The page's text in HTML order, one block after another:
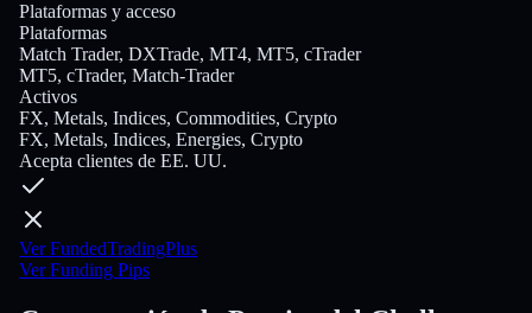
Plataformas y acceso
Plataformas
Match Trader, DXTrade, MT4, MT5, cTrader
MT5, cTrader, Match-Trader
Activos
FX, Metals, Indices, Commodities, Crypto
FX, Metals, Indices, Energies, Crypto
Acepta clientes de EE. UU.
Ver FundedTradingPlus
Ver Funding Pips